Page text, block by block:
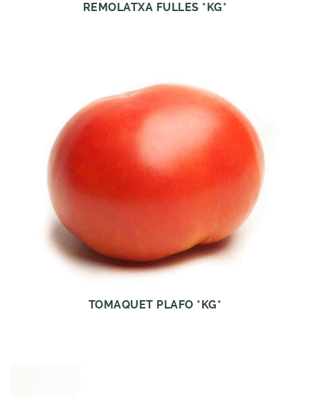
REMOLATXA FULLES *KG*
TOMAQUET PLAFO *KG*